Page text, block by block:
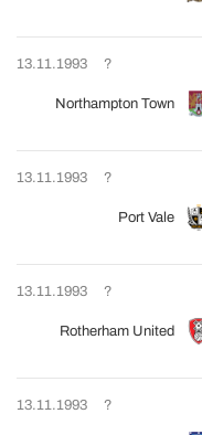
13.11.1993 ?
Northampton Town
13.11.1993 ?
Port Vale
13.11.1993 ?
Rotherham United
13.11.1993 ?